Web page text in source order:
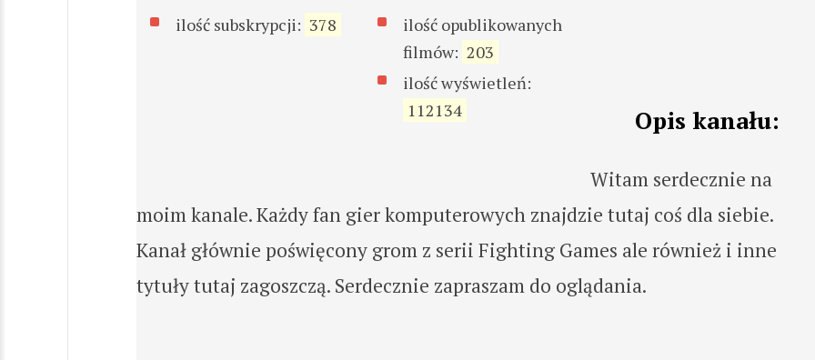
ilość subskrypcji: 378
ilość opublikowanych
filmów: 203
ilość wyświetleń:
112134
Opis kanału:
Witam serdecznie na
moim kanale. Każdy fan gier komputerowych znajdzie tutaj coś dla siebie.
Kanał głównie poświęcony grom z serii Fighting Games ale również i inne
tytuły tutaj zagoszczą. Serdecznie zapraszam do oglądania.